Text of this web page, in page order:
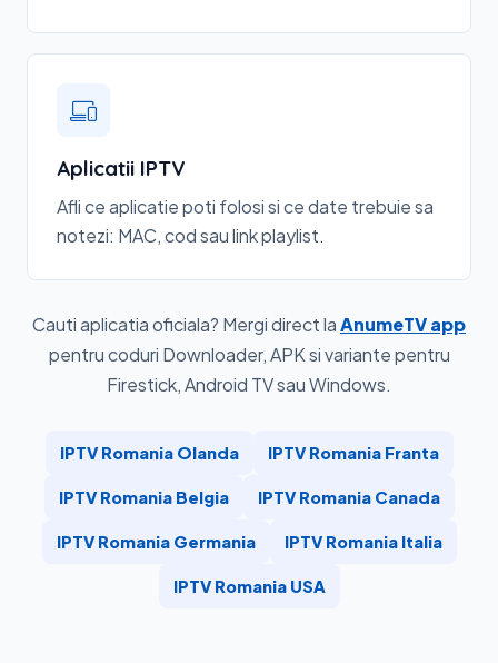
Aplicatii IPTV
Afli ce aplicatie poti folosi si ce date trebuie sa
notezi: MAC, cod sau link playlist.
Cauti aplicatia oficiala? Mergi direct laAnumeTV app
pentru coduri Downloader, APK si variante pentru
Firestick, Android TV sau Windows.
IPTV Romania Olanda IPTV Romania Franta
IPTV Romania Belgia IPTV Romania Canada
IPTV Romania Germania IPTV Romania Italia
IPTV Romania USA